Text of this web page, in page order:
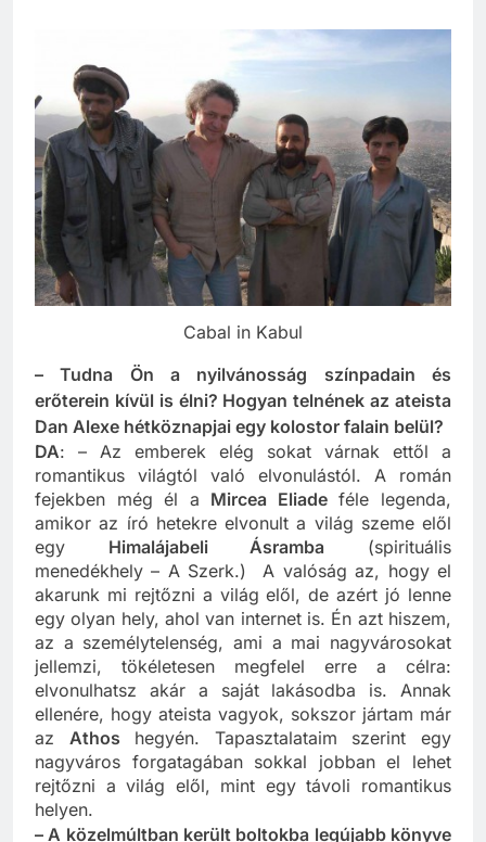
– Tudna Ön a nyilvánosság színpadain és
erőterein kívül is élni? Hogyan telnének az ateista
Dan Alexe hétköznapjai egy kolostor falain belül?
DA: – Az emberek elég sokat várnak ettől a
romantikus világtól való elvonulástól. A román
fejekben még él aMircea Eliadeféle legenda,
amikor az író hetekre elvonult a világ szeme elől
egyHimalájabeli Ásramba(spirituális
menedékhely – A Szerk.) A valóság az, hogy el
akarunk mi rejtőzni a világ elől, de azért jó lenne
egy olyan hely, ahol van internet is. Én azt hiszem,
az a személytelenség, ami a mai nagyvárosokat
jellemzi, tökéletesen megfelel erre a célra:
elvonulhatsz akár a saját lakásodba is. Annak
ellenére, hogy ateista vagyok, sokszor jártam már
azAthoshegyén. Tapasztalataim szerint egy
nagyváros forgatagában sokkal jobban el lehet
rejtőzni a világ elől, mint egy távoli romantikus
helyen.